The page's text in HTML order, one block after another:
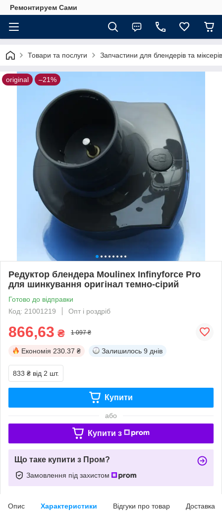
Ремонтируем Сами
Товари та послуги Запчастини для блендерів та міксерів
original –21%
Редуктор блендера Moulinex Infinyforce Pro
для шинкування оригінал темно-сірий
Готово до відправки
Код: 21001219
Опт і роздріб
866,63 ₴ 1 097 ₴
Економія 230.37 ₴ Залишилось 9 днів
833 ₴ від 2 шт.
Купити
або
Купити з
Що таке купити з Пром?
Замовлення під захистом
Опис Характеристики Відгуки про товар Доставка